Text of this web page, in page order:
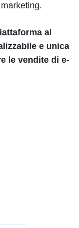
al
e unica
le vendite di e-